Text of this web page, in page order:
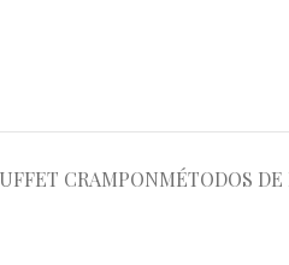
CRAMPONMÉTODOS